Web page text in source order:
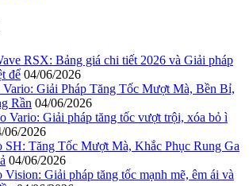
RSX: Bảng giá chi tiết 2026 và Giải pháp
để 04/06/2026
Giải Pháp Tăng Tốc Mượt Mà, Bền Bỉ,
Rần 04/06/2026
Vario: Giải pháp tăng tốc vượt trội, xóa bỏ ì
06/2026
SH: Tăng Tốc Mượt Mà, Khắc Phục Rung Ga
04/06/2026
Giải pháp tăng tốc mạnh mẽ, êm ái và